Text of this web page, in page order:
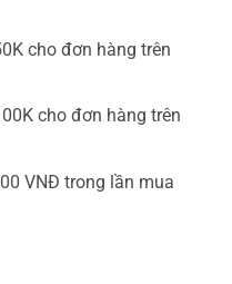
là:
cho đơn hàng trên
cho đơn hàng trên
VNĐ trong lần mua
Dogma II DD2 Edition Chính